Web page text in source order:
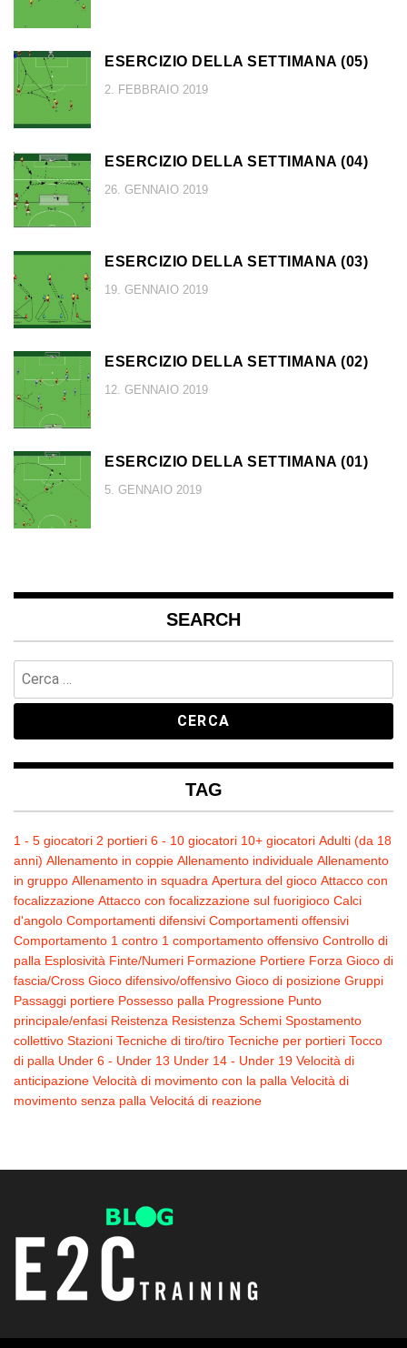
ESERCIZIO DELLA SETTIMANA (05)
2. FEBBRAIO 2019
ESERCIZIO DELLA SETTIMANA (04)
26. GENNAIO 2019
ESERCIZIO DELLA SETTIMANA (03)
19. GENNAIO 2019
ESERCIZIO DELLA SETTIMANA (02)
12. GENNAIO 2019
ESERCIZIO DELLA SETTIMANA (01)
5. GENNAIO 2019
SEARCH
per:
TAG
1 - 5 giocatori 2 portieri 6 - 10 giocatori 10+ giocatori Adulti (da 18
anni) Allenamento in coppie Allenamento individuale Allenamento
in gruppo Allenamento in squadra Apertura del gioco Attacco con
focalizzazione Attacco con focalizzazione sul fuorigioco Calci
d'angolo Comportamenti difensivi Comportamenti offensivi
Comportamento 1 contro 1 comportamento offensivo Controllo di
palla Esplosività Finte/Numeri Formazione Portiere Forza Gioco di
fascia/Cross Gioco difensivo/offensivo Gioco di posizione Gruppi
Passaggi portiere Possesso palla Progressione Punto
principale/enfasi Reistenza Resistenza Schemi Spostamento
collettivo Stazioni Tecniche di tiro/tiro Tecniche per portieri Tocco
di palla Under 6 - Under 13 Under 14 - Under 19 Velocità di
anticipazione Velocità di movimento con la palla Velocità di
movimento senza palla Velocitá di reazione